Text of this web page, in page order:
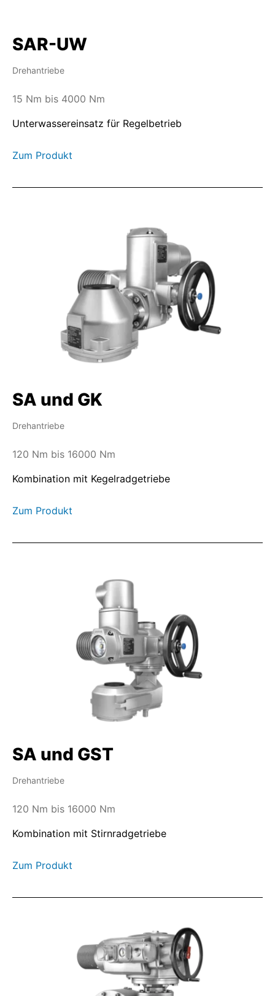
SAR-UW
Drehantriebe
15 Nm bis 4000 Nm
Unterwassereinsatz für Regelbetrieb
Zum Produkt
SA und GK
Drehantriebe
120 Nm bis 16000 Nm
Kombination mit Kegelradgetriebe
Zum Produkt
SA und GST
Drehantriebe
120 Nm bis 16000 Nm
Kombination mit Stirnradgetriebe
Zum Produkt